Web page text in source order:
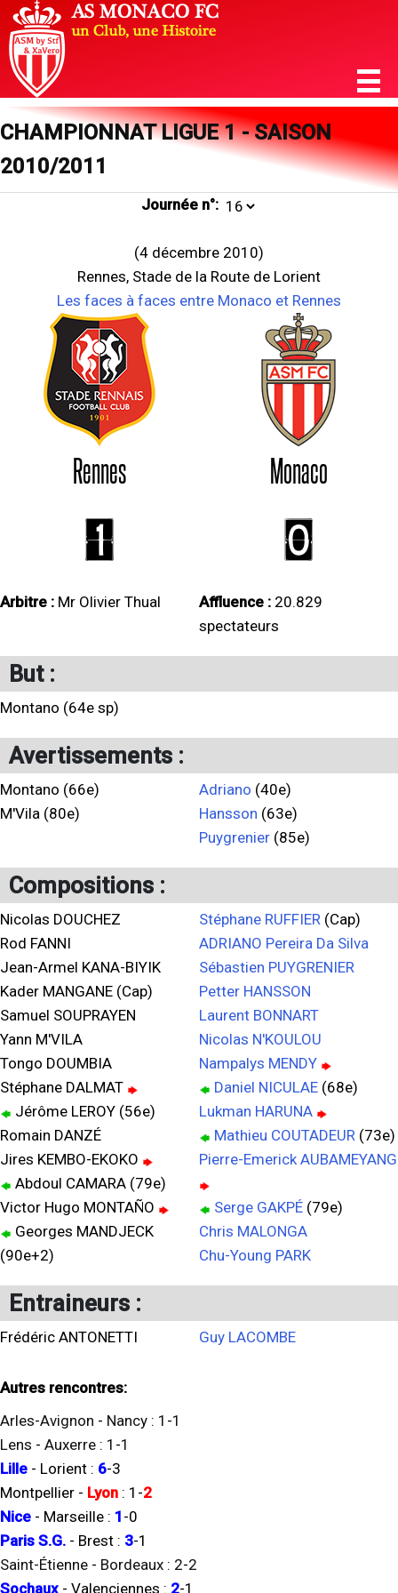
CHAMPIONNAT LIGUE 1 - SAISON
2010/2011
Journée n°:
(4 décembre 2010)
Rennes, Stade de la Route de Lorient
Les faces à faces entre Monaco et Rennes
Rennes Monaco
1 0
Arbitre : Mr Olivier Thual Affluence : 20.829
spectateurs
But :
Montano (64e sp)
Avertissements :
Montano (66e)
M'Vila (80e)
Adriano (40e)
Hansson (63e)
Puygrenier (85e)
Compositions :
Nicolas DOUCHEZ
Rod FANNI
Jean-Armel KANA-BIYIK
Kader MANGANE (Cap)
Samuel SOUPRAYEN
Yann M'VILA
Tongo DOUMBIA
Stéphane DALMAT
Jérôme LEROY (56e)
Romain DANZÉ
Jires KEMBO-EKOKO
Abdoul CAMARA (79e)
Victor Hugo MONTAÑO
Georges MANDJECK
(90e+2)
Stéphane RUFFIER (Cap)
ADRIANO Pereira Da Silva
Sébastien PUYGRENIER
Petter HANSSON
Laurent BONNART
Nicolas N'KOULOU
Nampalys MENDY
Daniel NICULAE (68e)
Lukman HARUNA
Mathieu COUTADEUR (73e)
Pierre-Emerick AUBAMEYANG
Serge GAKPÉ (79e)
Chris MALONGA
Chu-Young PARK
Entraineurs :
Frédéric ANTONETTI Guy LACOMBE
Autres rencontres:
Arles-Avignon - Nancy : 1 -1
Lens - Auxerre : 1 -1
Lille - Lorient : 6-3
Montpellier - Lyon : 1 -2
Nice - Marseille : 1 -0
Paris S.G. - Brest : 3-1
Saint-Étienne - Bordeaux : 2-2
Sochaux - Valenciennes : 2-1